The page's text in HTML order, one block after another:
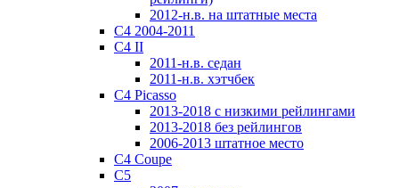
2012-н.в. на штатные места
C4 2004-2011
C4 II
2011-н.в. седан
2011-н.в. хэтчбек
C4 Picasso
2013-2018 с низкими рейлингами
2013-2018 без рейлингов
2006-2013 штатное место
C4 Coupe
C5